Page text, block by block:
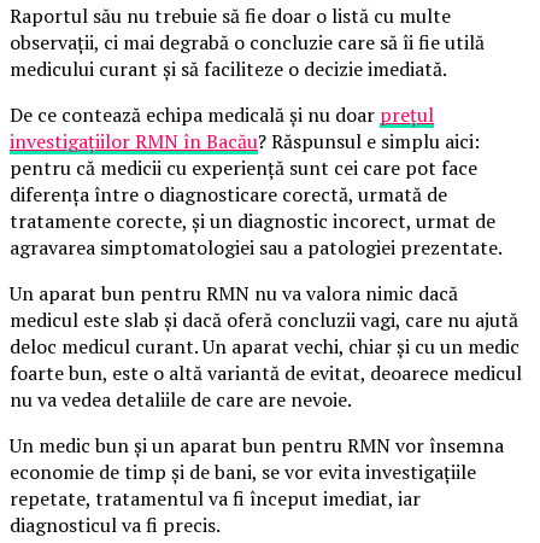
Raportul său nu trebuie să fie doar o listă cu multe
observații, ci mai degrabă o concluzie care să îi fie utilă
medicului curant și să faciliteze o decizie imediată.
De ce contează echipa medicală și nu doar prețul
investigațiilor RMN în Bacău? Răspunsul e simplu aici:
pentru că medicii cu experiență sunt cei care pot face
diferența între o diagnosticare corectă, urmată de
tratamente corecte, și un diagnostic incorect, urmat de
agravarea simptomatologiei sau a patologiei prezentate.
Un aparat bun pentru RMN nu va valora nimic dacă
medicul este slab și dacă oferă concluzii vagi, care nu ajută
deloc medicul curant. Un aparat vechi, chiar și cu un medic
foarte bun, este o altă variantă de evitat, deoarece medicul
nu va vedea detaliile de care are nevoie.
Un medic bun și un aparat bun pentru RMN vor însemna
economie de timp și de bani, se vor evita investigațiile
repetate, tratamentul va fi început imediat, iar
diagnosticul va fi precis.